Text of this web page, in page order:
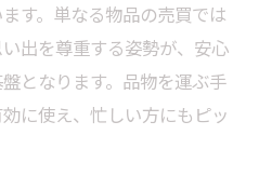
す。単なる物品の売買では
出を尊重する姿勢が、安心
となります。品物を運ぶ手
に使え、忙しい方にもピッ